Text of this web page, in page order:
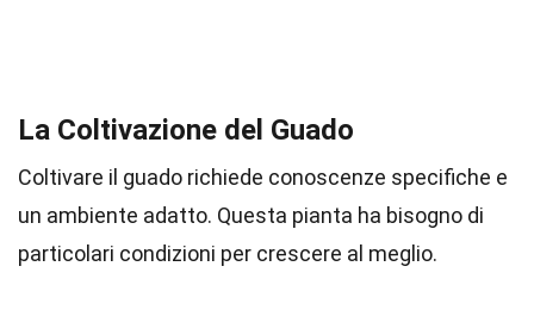
La Coltivazione del Guado
Coltivare il guado richiede conoscenze specifiche e
un ambiente adatto. Questa pianta ha bisogno di
particolari condizioni per crescere al meglio.